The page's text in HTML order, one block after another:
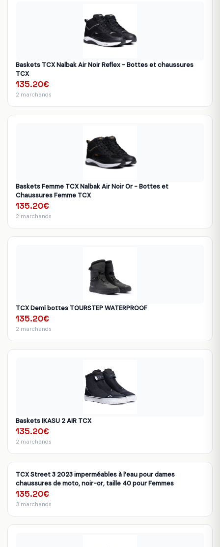
Baskets TCX Nalbak Air Noir Reflex - Bottes et chaussures
TCX
135.20€
2 marchands
Baskets Femme TCX Nalbak Air Noir Or - Bottes et
Chaussures Femme TCX
135.20€
2 marchands
TCX Demi bottes TOURSTEP WATERPROOF
135.20€
2 marchands
Baskets IKASU 2 AIR TCX
135.20€
2 marchands
TCX Street 3 2023 imperméables à l’eau pour dames
chaussures de moto, noir-or, taille 40 pour Femmes
135.20€
3 marchands